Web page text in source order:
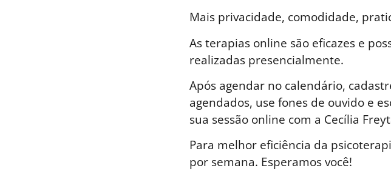
Mais privacidade, comodidade,
As terapias online são eficazes e
realizadas presencialmente.
Após agendar no calendário,
agendados, use fones de ouvido e
sua sessão online com a Cecília
Para melhor eficiência da
por semana. Esperamos você!